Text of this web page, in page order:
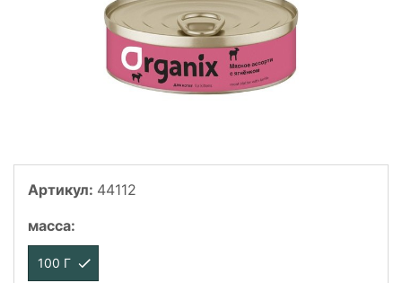
Артикул: 44112
масса:
100 Г